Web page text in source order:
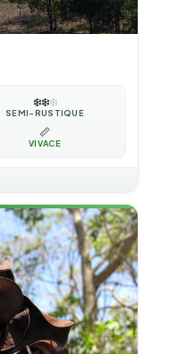
❄️❄️❄️
SEMI-RUSTIQUE
📏
VIVACE